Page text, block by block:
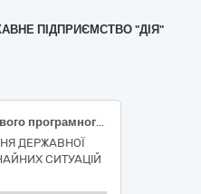
ПІДПРИЄМСТВО "ДІЯ"
48210000-3 Пакети мережевого програмного забезпечення
ДЕРЖАВНОЇ
СИТУАЦІЙ